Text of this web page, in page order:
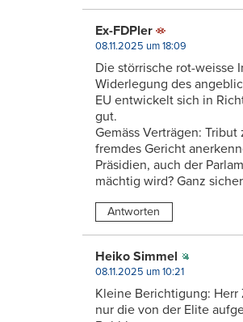
Ex-FDPler
08.11.2025 um 18:09
Die störrische rot-weisse
Widerlegung des
EU entwickelt sich in
gut.
Gemäss Verträgen:
fremdes Gericht
Präsidien, auch der
mächtig wird? Ganz
Antworten
Heiko Simmel
08.11.2025 um 10:21
Kleine Berichtigung:
nur die von der Elite